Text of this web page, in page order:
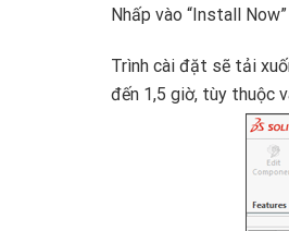
Nhấp vào “Install
Trình cài đặt sẽ tải
đến 1,5 giờ, tùy thuộc